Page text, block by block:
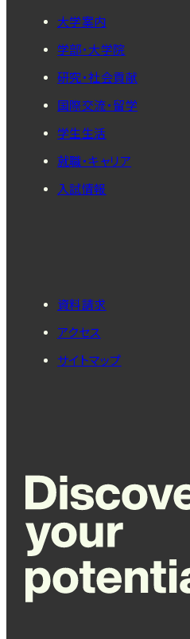
大学案内
学部・大学院
研究・社会貢献
国際交流・留学
学生生活
就職・キャリア
入試情報
資料請求
アクセス
サイトマップ